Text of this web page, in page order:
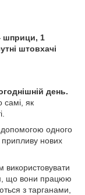
шприци, 1
штовхачі
день.
самі, як
одного
припливу нових
що вони працюю
з тарганами,